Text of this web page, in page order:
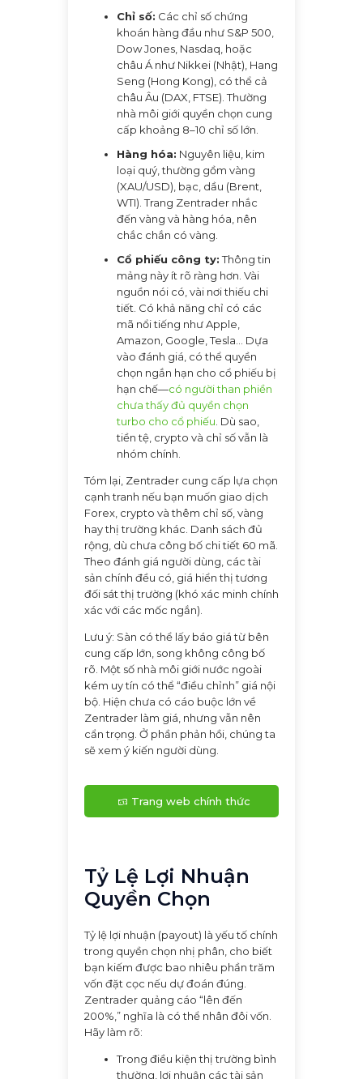
Chỉ số: Các chỉ số chứng
khoán hàng đầu như S&P 500,
Dow Jones, Nasdaq, hoặc
châu Á như Nikkei (Nhật), Hang
Seng (Hong Kong), có thể cả
châu Âu (DAX, FTSE). Thường
nhà môi giới quyền chọn cung
cấp khoảng 8–10 chỉ số lớn.
Hàng hóa: Nguyên liệu, kim
loại quý, thường gồm vàng
(XAU/USD), bạc, dầu (Brent,
WTI). Trang Zentrader nhắc
đến vàng và hàng hóa, nên
chắc chắn có vàng.
Cổ phiếu công ty:Thông tin
mảng này ít rõ ràng hơn. Vài
nguồn nói có, vài nơi thiếu chi
tiết. Có khả năng chỉ có các
mã nổi tiếng như Apple,
Amazon, Google, Tesla... Dựa
vào đánh giá, có thể quyền
chọn ngắn hạn cho cổ phiếu bị
hạn chế—có người than phiền
chưa thấy đủ quyền chọn
turbo cho cổ phiếu . Dù sao,
tiền tệ, crypto và chỉ số vẫn là
nhóm chính.
Tóm lại, Zentrader cung cấp lựa chọn
cạnh tranh nếu bạn muốn giao dịch
Forex, crypto và thêm chỉ số, vàng
hay thị trường khác. Danh sách đủ
rộng, dù chưa công bố chi tiết 60 mã.
Theo đánh giá người dùng, các tài
sản chính đều có, giá hiển thị tương
đối sát thị trường (khó xác minh chính
xác với các mốc ngắn).
Lưu ý: Sàn có thể lấy báo giá từ bên
cung cấp lớn, song không công bố
rõ. Một số nhà môi giới nước ngoài
kém uy tín có thể “điều chỉnh” giá nội
bộ. Hiện chưa có cáo buộc lớn về
Zentrader làm giá, nhưng vẫn nên
cẩn trọng. Ở phần phản hồi, chúng ta
sẽ xem ý kiến người dùng.
Trang web chính thức
Tỷ Lệ Lợi Nhuận
Quyền Chọn
Tỷ lệ lợi nhuận (payout) là yếu tố chính
trong quyền chọn nhị phân, cho biết
bạn kiếm được bao nhiêu phần trăm
vốn đặt cọc nếu dự đoán đúng.
Zentrader quảng cáo “lên đến
200%,” nghĩa là có thể nhân đôi vốn.
Hãy làm rõ:
Trong điều kiện thị trường bình
thường, lợi nhuận các tài sản